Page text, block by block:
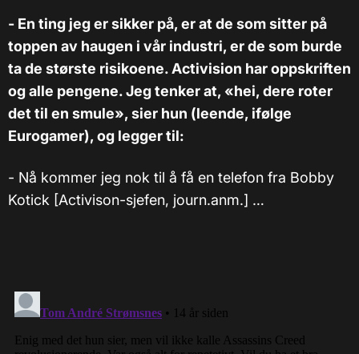
- En ting jeg er sikker på, er at de som sitter på
toppen av haugen i vår industri, er de som burde
ta de største risikoene. Activision har oppskriften
og alle pengene. Jeg tenker at, «hei, dere roter
det til en smule», sier hun (leende, ifølge
Eurogamer), og legger til:
- Nå kommer jeg nok til å få en telefon fra Bobby
Kotick [Activison-sjefen, journ.anm.] …